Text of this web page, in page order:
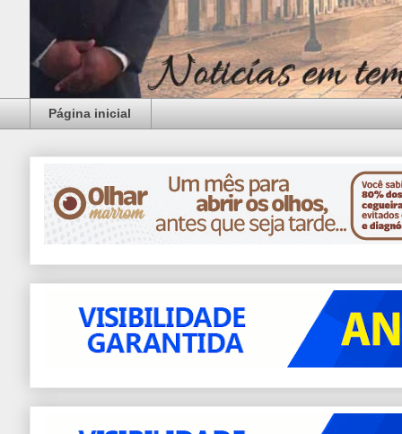
Página inicial